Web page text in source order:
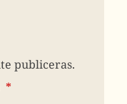
publiceras.
*